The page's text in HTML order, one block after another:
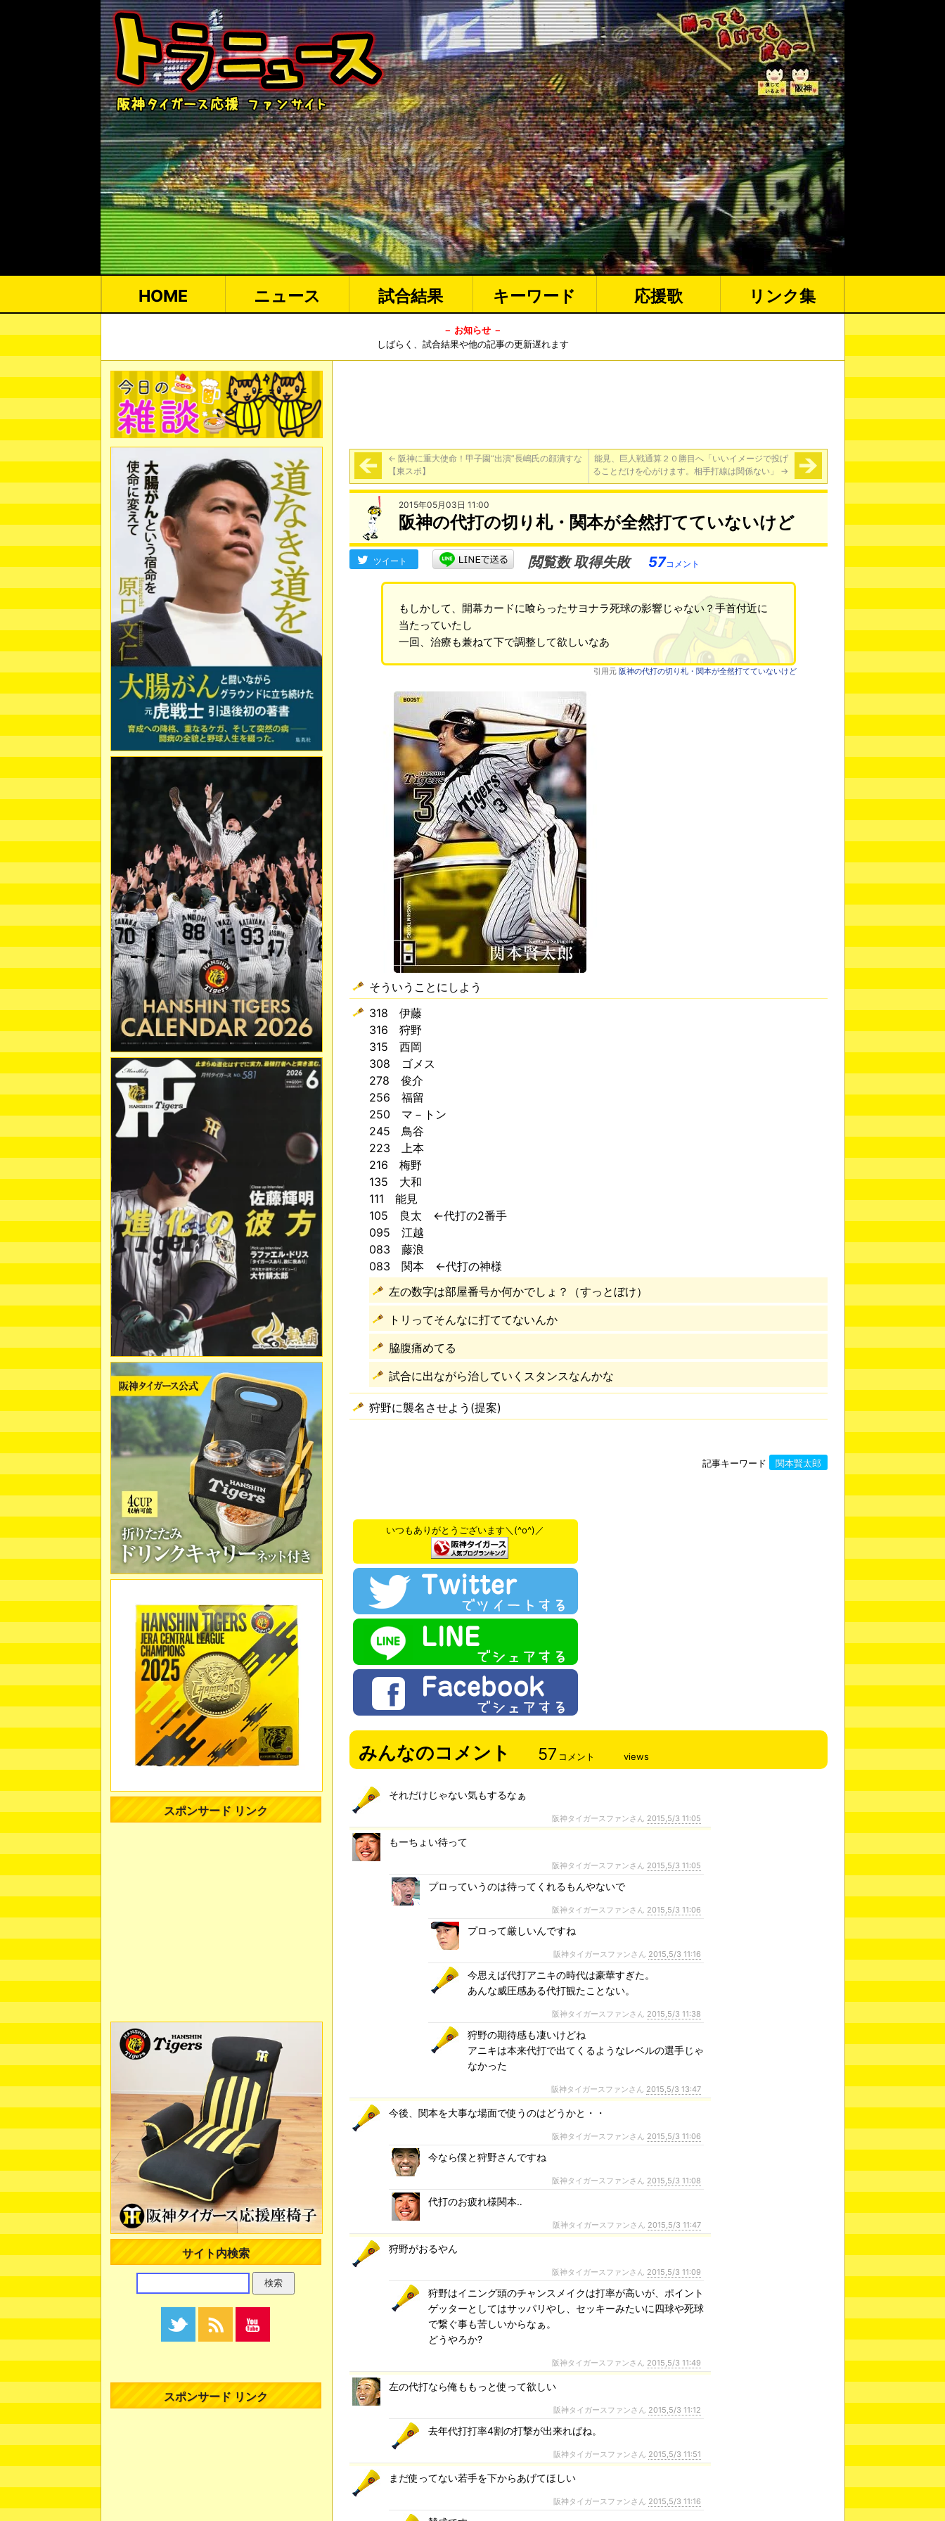
HOME ニュース 試合結果 キーワード 応援歌 リンク集
－ お知らせ －
しばらく、試合結果や他の記事の更新遅れます
← 阪神に重大使命！甲子園“出演”長嶋氏の顔潰すな
【東スポ】
能見、巨人戦通算２０勝目へ「いいイメージで投げ
ることだけを心がけます。相手打線は関係ない」 →
2015年05月03日 11:00
阪神の代打の切り札・関本が全然打てていないけど
ツイート 閲覧数 取得失敗 57コメント
もしかして、開幕カードに喰らったサヨナラ死球の影響じゃない？手首付近に
当たっていたし
一回、治療も兼ねて下で調整して欲しいなあ
引用元 阪神の代打の切り札・関本が全然打てていないけど
そういうことにしよう
318 伊藤
316 狩野
315 西岡
308 ゴメス
278 俊介
256 福留
250 マ－トン
245 鳥谷
223 上本
216 梅野
135 大和
111 能見
105 良太 ←代打の2番手
095 江越
083 藤浪
083 関本 ←代打の神様
左の数字は部屋番号か何かでしょ？（すっとぼけ）
トリってそんなに打ててないんか
脇腹痛めてる
試合に出ながら治していくスタンスなんかな
狩野に襲名させよう(提案)
記事キーワード 関本賢太郎
いつもありがとうございます＼(^o^)／
みんなのコメント 57 コメント views
それだけじゃない気もするなぁ
阪神タイガースファンさん 2015,5/3 11:05
もーちょい待って
阪神タイガースファンさん 2015,5/3 11:05
プロっていうのは待ってくれるもんやないで
阪神タイガースファンさん 2015,5/3 11:06
プロって厳しいんですね
阪神タイガースファンさん 2015,5/3 11:16
今思えば代打アニキの時代は豪華すぎた。
あんな威圧感ある代打観たことない。
阪神タイガースファンさん 2015,5/3 11:38
狩野の期待感も凄いけどね
アニキは本来代打で出てくるようなレベルの選手じゃ
なかった
阪神タイガースファンさん 2015,5/3 13:47
今後、関本を大事な場面で使うのはどうかと・・
阪神タイガースファンさん 2015,5/3 11:06
今なら僕と狩野さんですね
阪神タイガースファンさん 2015,5/3 11:08
代打のお疲れ様関本‥
阪神タイガースファンさん 2015,5/3 11:47
狩野がおるやん
阪神タイガースファンさん 2015,5/3 11:09
狩野はイニング頭のチャンスメイクは打率が高いが、ポイント
ゲッターとしてはサッパリやし、セッキーみたいに四球や死球
で繋ぐ事も苦しいからなぁ。
どうやろか?
阪神タイガースファンさん 2015,5/3 11:49
左の代打なら俺ももっと使って欲しい
阪神タイガースファンさん 2015,5/3 11:12
去年代打打率4割の打撃が出来ればね。
阪神タイガースファンさん 2015,5/3 11:51
まだ使ってない若手を下からあげてほしい
阪神タイガースファンさん 2015,5/3 11:16
スポンサード リンク
サイト内検索
スポンサード リンク